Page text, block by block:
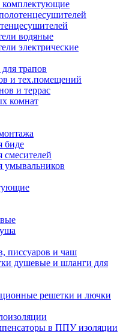
комплектующие
водяные
электрические
трапов
и тех.помещений
и террас
комнат
биде
смесителей
умывальников
писсуаров и чаш
душевые и шланги для
решетки и лючки
в ППУ изоляции